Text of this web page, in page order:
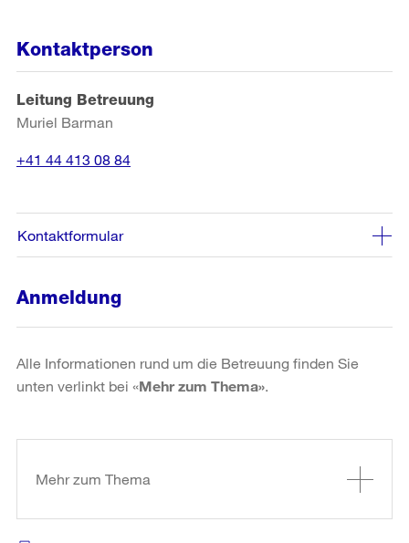
Kontaktperson
Leitung Betreuung
Muriel Barman
+41 44 413 08 84
Kontaktformular
Anmeldung
Alle Informationen rund um die Betreuung finden Sie
unten verlinkt bei «Mehr zum Thema»
Mehr zum Thema